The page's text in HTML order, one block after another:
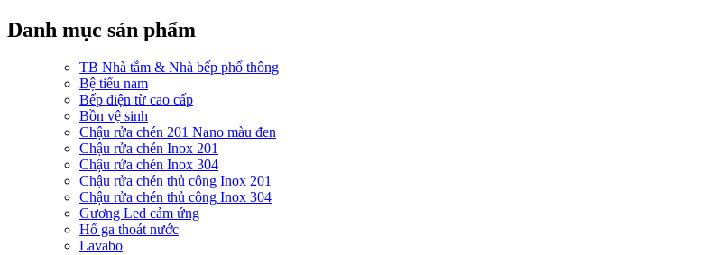
Danh mục sản phẩm
TB Nhà tắm & Nhà bếp phổ thông
Bệ tiểu nam
Bếp điện từ cao cấp
Bồn vệ sinh
Chậu rửa chén 201 Nano màu đen
Chậu rửa chén Inox 201
Chậu rửa chén Inox 304
Chậu rửa chén thủ công Inox 201
Chậu rửa chén thủ công Inox 304
Gương Led cảm ứng
Hố ga thoát nước
Lavabo